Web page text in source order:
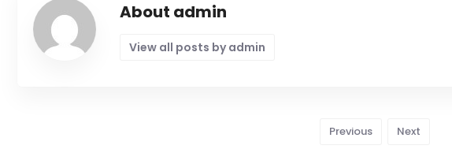
About admin
View all posts by admin
Previous Next